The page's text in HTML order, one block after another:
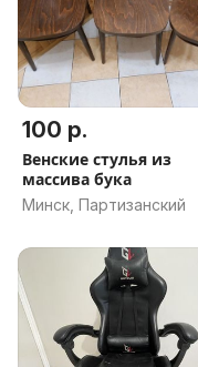
100 р.
Венские стулья из
массива бука
Минск, Партизанский